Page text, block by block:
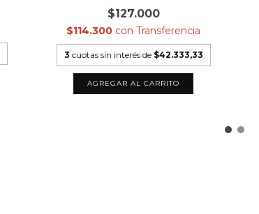
$127.000
$114.300 con Transferencia
3 cuotas sin interés de $42.333,33